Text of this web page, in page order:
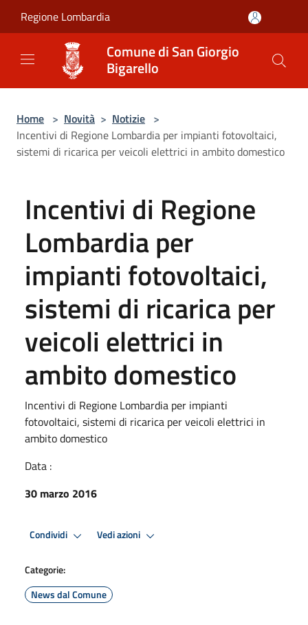
Regione Lombardia
Comune di San Giorgio
Bigarello
Home > Novità > Notizie >
Incentivi di Regione Lombardia per impianti fotovoltaici,
sistemi di ricarica per veicoli elettrici in ambito domestico
Incentivi di Regione
Lombardia per
impianti fotovoltaici,
sistemi di ricarica per
veicoli elettrici in
ambito domestico
Incentivi di Regione Lombardia per impianti
fotovoltaici, sistemi di ricarica per veicoli elettrici in
ambito domestico
Data :
30 marzo 2016
Condividi Vedi azioni
Categorie:
News dal Comune